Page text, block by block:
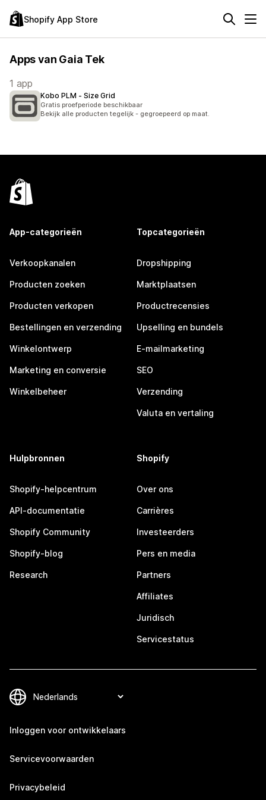
Shopify App Store
Apps van Gaia Tek
1 app
Kobo PLM ‑ Size Grid
Gratis proefperiode beschikbaar
Bekijk alle producten tegelijk - gegroepeerd op maat.
App-categorieën
Verkoopkanalen
Producten zoeken
Producten verkopen
Bestellingen en verzending
Winkelontwerp
Marketing en conversie
Winkelbeheer
Topcategorieën
Dropshipping
Marktplaatsen
Productrecensies
Upselling en bundels
E-mailmarketing
SEO
Verzending
Valuta en vertaling
Hulpbronnen
Shopify-helpcentrum
API-documentatie
Shopify Community
Shopify-blog
Research
Shopify
Over ons
Carrières
Investeerders
Pers en media
Partners
Affiliates
Juridisch
Servicestatus
Inloggen voor ontwikkelaars
Servicevoorwaarden
Privacybeleid